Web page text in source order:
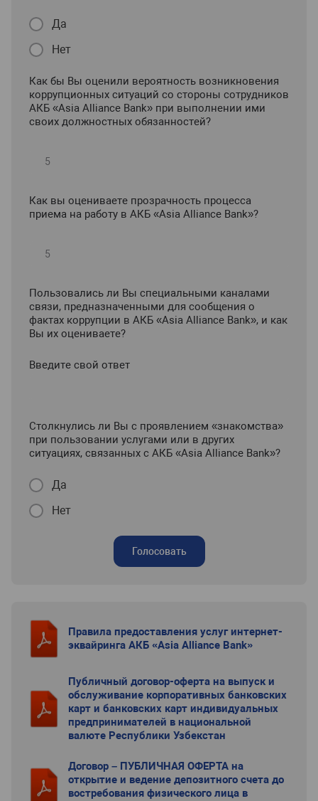
Да
Нет
Как бы Вы оценили вероятность возникновения
коррупционных ситуаций со стороны сотрудников
АКБ «Asia Alliance Bank» при выполнении ими
своих должностных обязанностей?
Как вы оцениваете прозрачность процесса
приема на работу в АКБ «Asia Alliance Bank»?
Пользовались ли Вы специальными каналами
связи, предназначенными для сообщения о
фактах коррупции в АКБ «Asia Alliance Bank», и как
Вы их оцениваете?
Введите свой ответ
Столкнулись ли Вы с проявлением «знакомства»
при пользовании услугами или в других
ситуациях, связанных с АКБ «Asia Alliance Bank»?
Да
Нет
Голосовать
Правила предоставления услуг интернет-
эквайринга АКБ «Asia Alliance Bank»
Публичный договор-оферта на выпуск и
обслуживание корпоративных банковских
карт и банковских карт индивидуальных
предпринимателей в национальной
валюте Республики Узбекстан
Договор – ПУБЛИЧНАЯ ОФЕРТА на
открытие и ведение депозитного счета до
востребования физического лица в